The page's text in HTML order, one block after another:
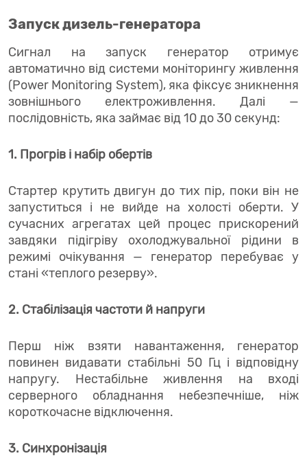
Запуск дизель-генератора
Сигнал на запуск генератор отримує
автоматично від системи моніторингу живлення
(Power Monitoring System), яка фіксує зникнення
зовнішнього електроживлення. Далі —
послідовність, яка займає від 10 до 30 секунд:
1. Прогрів і набір обертів
Стартер крутить двигун до тих пір, поки він не
запуститься і не вийде на холості оберти. У
сучасних агрегатах цей процес прискорений
завдяки підігріву охолоджувальної рідини в
режимі очікування — генератор перебуває у
стані «теплого резерву».
2. Стабілізація частоти й напруги
Перш ніж взяти навантаження, генератор
повинен видавати стабільні 50 Гц і відповідну
напругу. Нестабільне живлення на вході
серверного обладнання небезпечніше, ніж
короткочасне відключення.
3. Синхронізація